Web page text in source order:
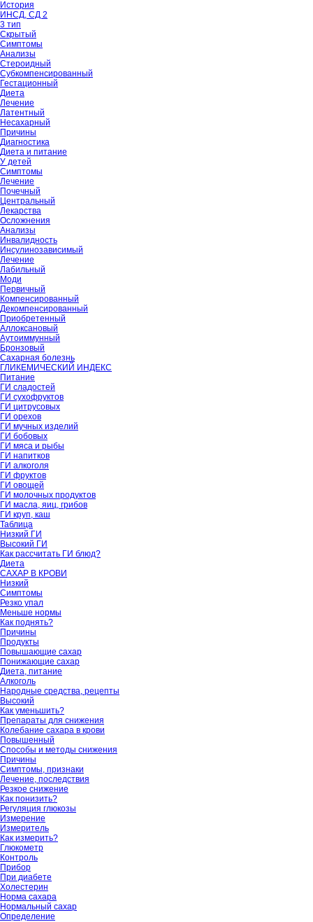
История
ИНСД, СД 2
3 тип
Скрытый
Симптомы
Анализы
Стероидный
Субкомпенсированный
Гестационный
Диета
Лечение
Латентный
Несахарный
Причины
Диагностика
Диета и питание
У детей
Симптомы
Лечение
Почечный
Центральный
Лекарства
Осложнения
Анализы
Инвалидность
Инсулинозависимый
Лечение
Лабильный
Моди
Первичный
Компенсированный
Декомпенсированный
Приобретенный
Аллоксановый
Аутоиммунный
Бронзовый
Сахарная болезнь
ГЛИКЕМИЧЕСКИЙ ИНДЕКС
Питание
ГИ сладостей
ГИ сухофруктов
ГИ цитрусовых
ГИ орехов
ГИ мучных изделий
ГИ бобовых
ГИ мяса и рыбы
ГИ напитков
ГИ алкоголя
ГИ фруктов
ГИ овощей
ГИ молочных продуктов
ГИ масла, яиц, грибов
ГИ круп, каш
Таблица
Низкий ГИ
Высокий ГИ
Как рассчитать ГИ блюд?
Диета
САХАР В КРОВИ
Низкий
Симптомы
Резко упал
Меньше нормы
Как поднять?
Причины
Продукты
Повышающие сахар
Понижающие сахар
Диета, питание
Алкоголь
Народные средства, рецепты
Высокий
Как уменьшить?
Препараты для снижения
Колебание сахара в крови
Повышенный
Способы и методы снижения
Причины
Симптомы, признаки
Лечение, последствия
Резкое снижение
Как понизить?
Регуляция глюкозы
Измерение
Измеритель
Как измерить?
Глюкометр
Контроль
Прибор
При диабете
Холестерин
Норма сахара
Нормальный сахар
Определение